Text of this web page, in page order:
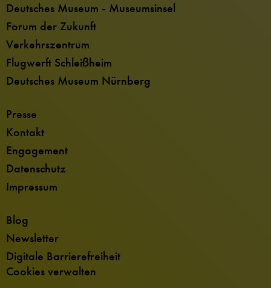
Deutsches Museum - Museumsinsel
Forum der Zukunft
Verkehrszentrum
Flugwerft Schleißheim
Deutsches Museum Nürnberg
Presse
Kontakt
Engagement
Datenschutz
Impressum
Blog
Newsletter
Digitale Barrierefreiheit
Cookies verwalten